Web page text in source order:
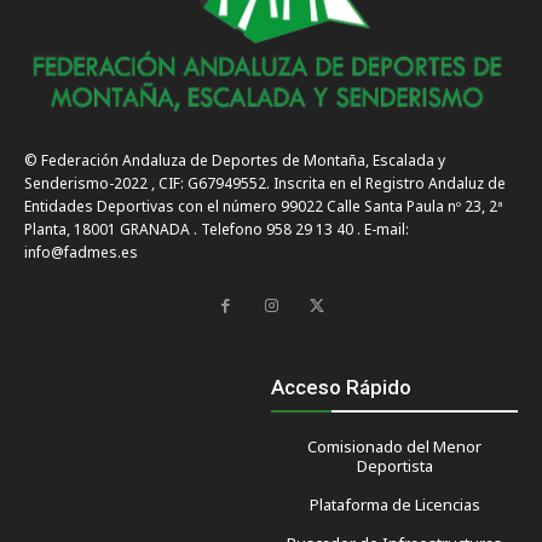
© Federación Andaluza de Deportes de Montaña, Escalada y
Senderismo-2022 , CIF: G67949552. Inscrita en el Registro Andaluz de
Entidades Deportivas con el número 99022 Calle Santa Paula nº 23, 2ª
Planta, 18001 GRANADA . Telefono 958 29 13 40 . E-mail:
info@fadmes.es
Acceso Rápido
Comisionado del Menor
Deportista
Plataforma de Licencias